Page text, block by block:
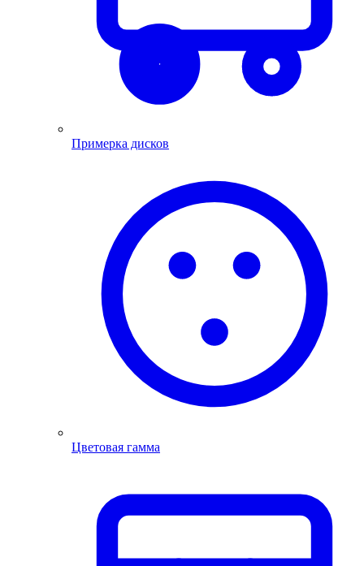
Примерка дисков
Цветовая гамма